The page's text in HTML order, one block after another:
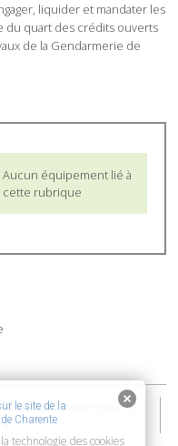
liquider et mandater les
du quart des crédits ouverts
de la Gendarmerie de
Aucun équipement lié à
cette rubrique
| Vivre, entreprendre et
Mentions Légales
le site de la
Charente
technologie des cookies